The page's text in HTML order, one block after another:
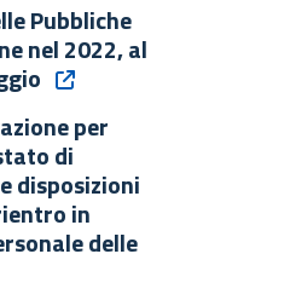
Pubbliche
nel 2022, al
per
di
disposizioni
in
delle